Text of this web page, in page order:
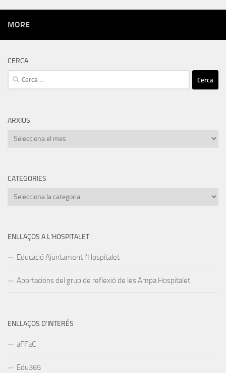
MORE
CERCA
Cerca:
ARXIUS
Arxius
CATEGORIES
Categories
ENLLAÇOS A L’HOSPITALET
Educació Ajuntament l’Hospitalet
Aportacions del grup de reflexió de les Ampa Hospitalet
ENLLAÇOS D’INTERÉS
aFFaC
Edu365